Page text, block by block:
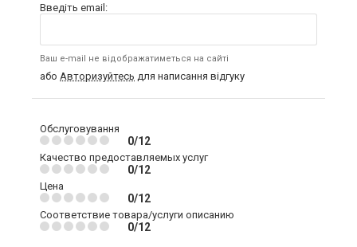
Введіть email:
Ваш e-mail не відображатиметься на сайті
або Авторизуйтесь для написання відгуку
Обслуговування
0/12
Качество предоставляемых услуг
0/12
Цена
0/12
Соответствие товара/услуги описанию
0/12